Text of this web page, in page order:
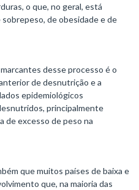
o que, no geral, está
de obesidade e de
desse processo é o
de desnutrição e a
epidemiológicos
principalmente
de excesso de peso na
que muitos países de baixa e
que, na maioria das